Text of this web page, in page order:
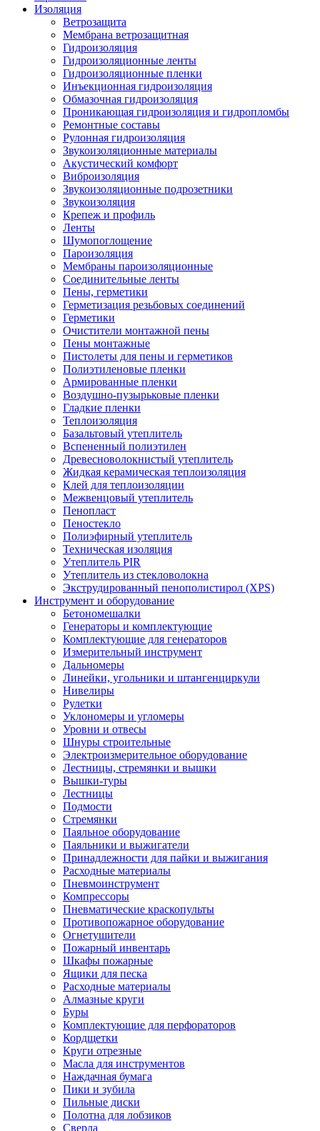
Изоляция
Ветрозащита
Мембрана ветрозащитная
Гидроизоляция
Гидроизоляционные ленты
Гидроизоляционные пленки
Инъекционная гидроизоляция
Обмазочная гидроизоляция
Проникающая гидроизоляция и гидропломбы
Ремонтные составы
Рулонная гидроизоляция
Звукоизоляционные материалы
Акустический комфорт
Виброизоляция
Звукоизоляционные подрозетники
Звукоизоляция
Крепеж и профиль
Ленты
Шумопоглощение
Пароизоляция
Мембраны пароизоляционные
Соединительные ленты
Пены, герметики
Герметизация резьбовых соединений
Герметики
Очистители монтажной пены
Пены монтажные
Пистолеты для пены и герметиков
Полиэтиленовые пленки
Армированные пленки
Воздушно-пузырьковые пленки
Гладкие пленки
Теплоизоляция
Базальтовый утеплитель
Вспененный полиэтилен
Древесноволокнистый утеплитель
Жидкая керамическая теплоизоляция
Клей для теплоизоляции
Межвенцовый утеплитель
Пенопласт
Пеностекло
Полиэфирный утеплитель
Техническая изоляция
Утеплитель PIR
Утеплитель из стекловолокна
Экструдированный пенополистирол (XPS)
Инструмент и оборудование
Бетономешалки
Генераторы и комплектующие
Комплектующие для генераторов
Измерительный инструмент
Дальномеры
Линейки, угольники и штангенциркули
Нивелиры
Рулетки
Уклономеры и угломеры
Уровни и отвесы
Шнуры строительные
Электроизмерительное оборудование
Лестницы, стремянки и вышки
Вышки-туры
Лестницы
Подмости
Стремянки
Паяльное оборудование
Паяльники и выжигатели
Принадлежности для пайки и выжигания
Расходные материалы
Пневмоинструмент
Компрессоры
Пневматические краскопульты
Противопожарное оборудование
Огнетушители
Пожарный инвентарь
Шкафы пожарные
Ящики для песка
Расходные материалы
Алмазные круги
Буры
Комплектующие для перфораторов
Кордщетки
Круги отрезные
Масла для инструментов
Наждачная бумага
Пики и зубила
Пильные диски
Полотна для лобзиков
Сверла